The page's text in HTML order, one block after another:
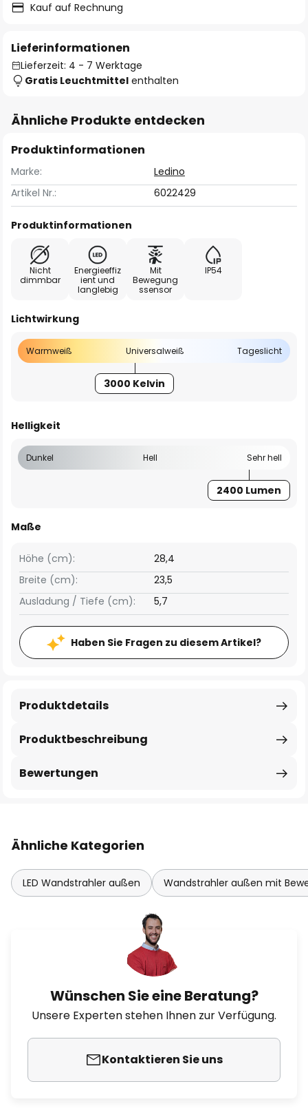
Kauf auf Rechnung
Lieferinformationen
Lieferzeit: 4 - 7 Werktage
Gratis Leuchtmittel enthalten
Ähnliche Produkte entdecken
Produktinformationen
Marke:
Ledino
Artikel Nr.:
6022429
Produktinformationen
Nicht
dimmbar
Energieeffiz
ient und
langlebig
Mit
Bewegung
ssensor
IP54
Lichtwirkung
Warmweiß Universalweiß Tageslicht
3000 Kelvin
Helligkeit
Dunkel Hell Sehr hell
2400 Lumen
Maße
Breite (cm): 23,5
Höhe (cm): 28,4
Ausladung / Tiefe (cm): 5,7
Haben Sie Fragen zu diesem Artikel?
Produktbeschreibung
Produktdetails
Bewertungen
Ähnliche Kategorien
LED Wandstrahler außen Wandstrahler außen mit
Wünschen Sie eine Beratung?
Unsere Experten stehen Ihnen zur Verfügung.
Kontaktieren Sie uns